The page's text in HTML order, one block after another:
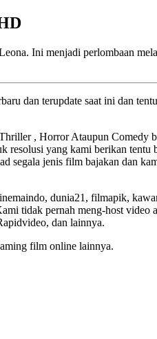
Ini menjadi perlombaan
dan terupdate saat ini dan
, Horror Ataupun Comedy
yang kami berikan tentu
segala jenis film bajakan dan
dunia21, filmapik,
tidak pernah meng-host video
dan lainnya.
film online lainnya.